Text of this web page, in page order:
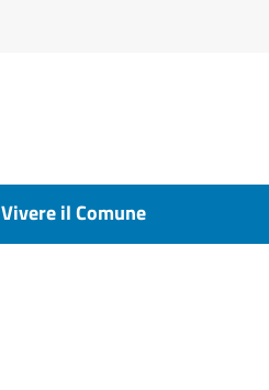
Vivere il Comune